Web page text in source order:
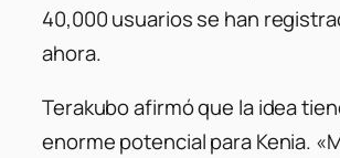
40,000 usuarios se han
ahora.
Terakubo afirmó que la idea
enorme potencial para Kenia.